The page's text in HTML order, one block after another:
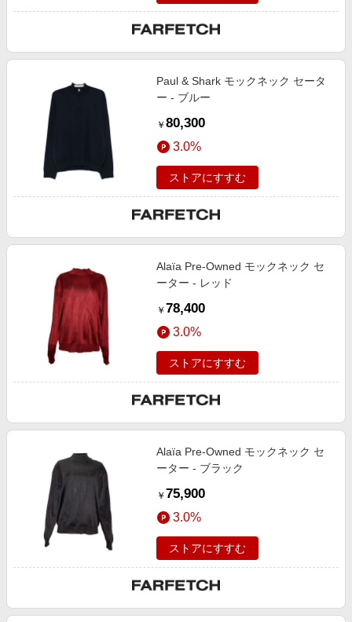
Paul & Shark モックネック セータ
ー - ブルー
￥ 80,300
3.0%
ストアにすすむ
Alaïa Pre-Owned モックネック セ
ーター - レッド
￥ 78,400
3.0%
ストアにすすむ
Alaïa Pre-Owned モックネック セ
ーター - ブラック
￥ 75,900
3.0%
ストアにすすむ